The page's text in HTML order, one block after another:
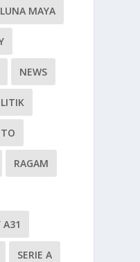
LUNA MAYA
NEWS
RAGAM
A31
SERIE A